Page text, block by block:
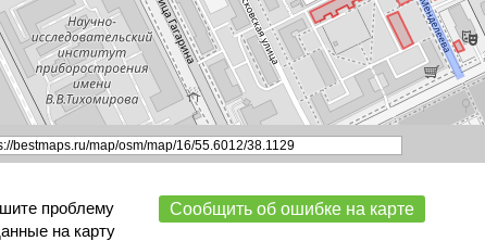
проблему
на карту
Сообщить об ошибке на карте